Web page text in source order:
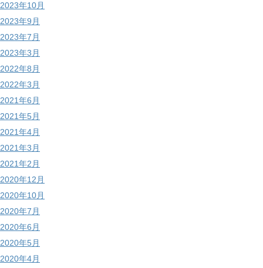
2023年10月
2023年9月
2023年7月
2023年3月
2022年8月
2022年3月
2021年6月
2021年5月
2021年4月
2021年3月
2021年2月
2020年12月
2020年10月
2020年7月
2020年6月
2020年5月
2020年4月